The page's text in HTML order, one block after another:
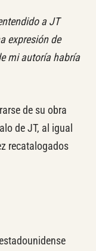
a JT
expresión de
mi autoría habría
de su obra
de JT, al igual
recatalogados